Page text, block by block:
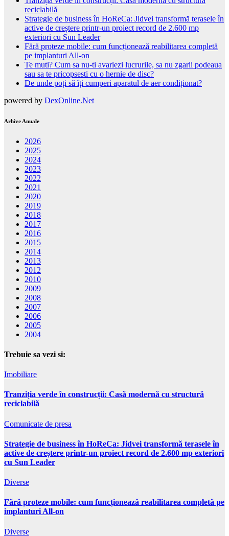
reciclabilă
Strategie de business în HoReCa: Jidvei transformă terasele în
active de creștere printr-un proiect record de 2.600 mp
exteriori cu Sun Leader
Fără proteze mobile: cum funcționează reabilitarea completă
pe implanturi All-on
Te muti? Cum sa nu-ti avariezi lucrurile, sa nu zgarii podeaua
sau sa te pricopsesti cu o hernie de disc?
De unde poți să îți cumperi aparatul de aer condiționat?
powered by DexOnline.Net
Arhive Anuale
2026
2025
2024
2023
2022
2021
2020
2019
2018
2017
2016
2015
2014
2013
2012
2010
2009
2008
2007
2006
2005
2004
Trebuie sa vezi si:
Imobiliare
Tranziția verde în construcții: Casă modernă cu structură
reciclabilă
Comunicate de presa
Strategie de business în HoReCa: Jidvei transformă terasele în
active de creștere printr-un proiect record de 2.600 mp exteriori
cu Sun Leader
Diverse
Fără proteze mobile: cum funcționează reabilitarea completă pe
implanturi All-on
Diverse